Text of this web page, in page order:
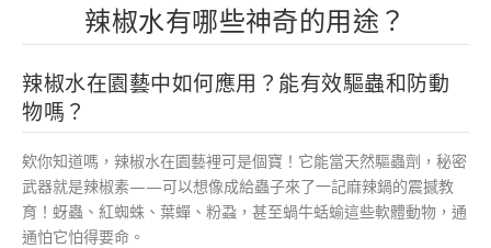
辣椒水有哪些神奇的用途？
辣椒水在園藝中如何應用？能有效驅蟲和防動
物嗎？
欸你知道嗎，辣椒水在園藝裡可是個寶！它能當天然驅蟲劑，秘密
武器就是辣椒素——可以想像成給蟲子來了一記麻辣鍋的震撼教
育！蚜蟲、紅蜘蛛、葉蟬、粉蝨，甚至蝸牛蛞蝓這些軟體動物，通
通怕它怕得要命。